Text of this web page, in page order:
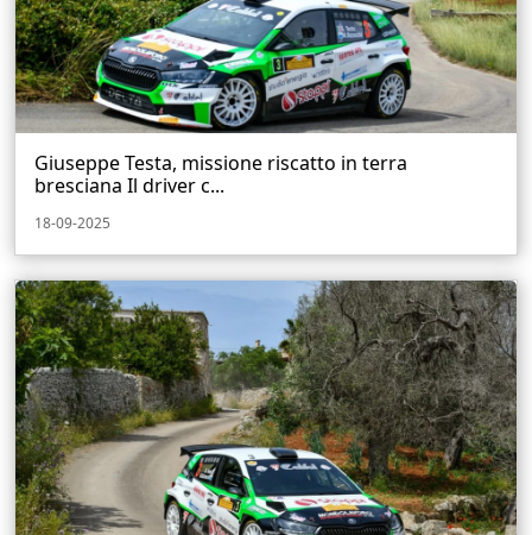
Giuseppe Testa, missione riscatto in terra
bresciana Il driver c...
18-09-2025